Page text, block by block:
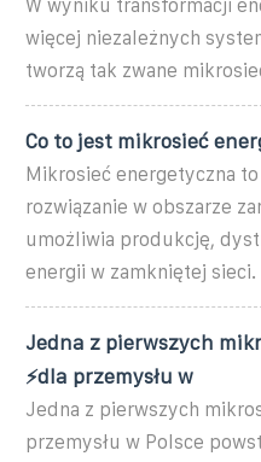
W wyniku transformacji
więcej niezależnych
tworzą tak zwane
Co to jest mikrosieć
Mikrosieć energetyczna⁣
rozwiązanie ⁤w ‍obszarze
umożliwia ‌produkcję,
energii ⁣w zamkniętej sieci.
Jedna z pierwszych
⚡️dla przemysłu w
Jedna z pierwszych
przemysłu w Polsce